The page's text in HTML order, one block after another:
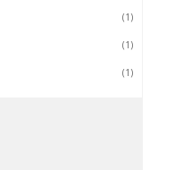
(1)
(1)
(1)